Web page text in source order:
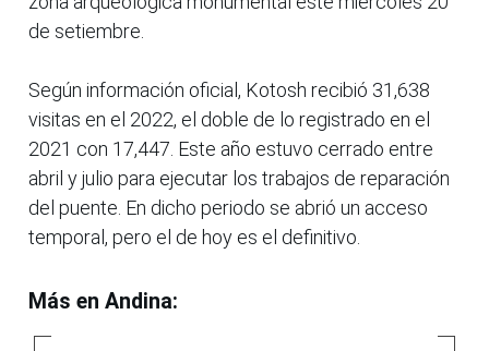
de setiembre.
Según información oficial, Kotosh recibió 31,638
visitas en el 2022, el doble de lo registrado en el
2021 con 17,447. Este año estuvo cerrado entre
abril y julio para ejecutar los trabajos de reparación
del puente. En dicho periodo se abrió un acceso
temporal, pero el de hoy es el definitivo.
Más en Andina: